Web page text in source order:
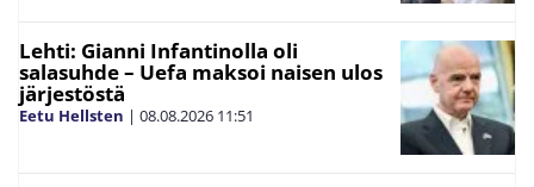
Lehti: Gianni Infantinolla oli
salasuhde – Uefa maksoi naisen ulos
järjestöstä
Eetu Hellsten | 08.08.2026 11:51